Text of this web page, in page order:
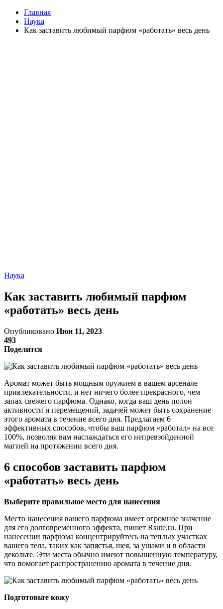
Главная
Наука
Как заставить любимый парфюм «работать» весь день
Наука
Как заставить любимый парфюм
«работать» весь день
Опубликовано Июн 11, 2023
493
Поделится
Аромат может быть мощным оружием в вашем арсенале
привлекательности, и нет ничего более прекрасного, чем
запах свежего парфюма. Однако, когда ваш день полон
активности и перемещений, задачей может быть сохранение
этого аромата в течение всего дня. Предлагаем 6
эффективных способов, чтобы ваш парфюм «работал» на все
100%, позволяя вам наслаждаться его непревзойденной
магией на протяжении всего дня.
6 способов заставить парфюм
«работать» весь день
Выберите правильное место для нанесения
Место нанесения вашего парфюма имеет огромное значение
для его долговременного эффекта, пишет Rsute.ru. При
нанесении парфюма концентрируйтесь на теплых участках
вашего тела, таких как запястья, шея, за ушами и в области
декольте. Эти места обычно имеют повышенную температуру,
что помогает распространению аромата в течение дня.
Подготовьте кожу